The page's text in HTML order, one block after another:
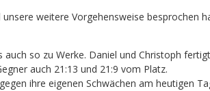
weitere Vorgehensweise besprochen
so zu Werke. Daniel und Christoph
auch 21:13 und 21:9 vom Platz.
ihre eigenen Schwächen am heutigen